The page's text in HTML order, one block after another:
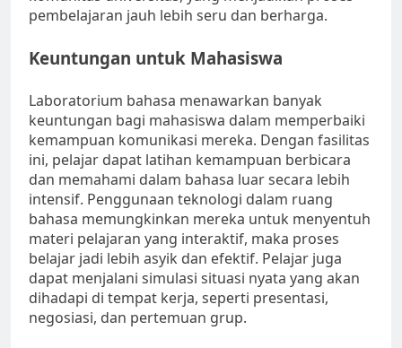
pembelajaran jauh lebih seru dan berharga.
Keuntungan untuk Mahasiswa
Laboratorium bahasa menawarkan banyak
keuntungan bagi mahasiswa dalam memperbaiki
kemampuan komunikasi mereka. Dengan fasilitas
ini, pelajar dapat latihan kemampuan berbicara
dan memahami dalam bahasa luar secara lebih
intensif. Penggunaan teknologi dalam ruang
bahasa memungkinkan mereka untuk menyentuh
materi pelajaran yang interaktif, maka proses
belajar jadi lebih asyik dan efektif. Pelajar juga
dapat menjalani simulasi situasi nyata yang akan
dihadapi di tempat kerja, seperti presentasi,
negosiasi, dan pertemuan grup.